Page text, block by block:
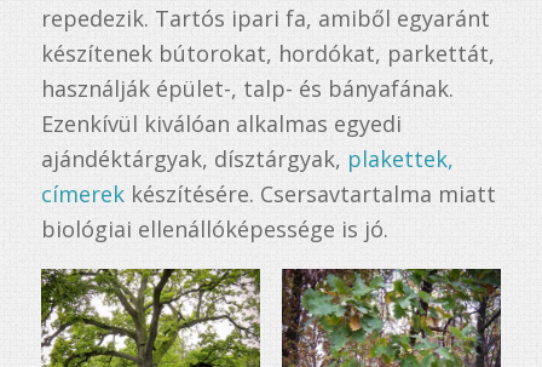
repedezik. Tartós ipari fa, amiből egyaránt
készítenek bútorokat, hordókat, parkettát,
használják épület-, talp- és bányafának.
Ezenkívül kiválóan alkalmas egyedi
ajándéktárgyak, dísztárgyak, plakettek,
címerekkészítésére. Csersavtartalma miatt
biológiai ellenállóképessége is jó.